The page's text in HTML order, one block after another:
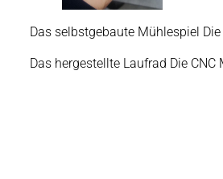
Das selbstgebaute Mühlespiel
Das hergestellte Laufrad Die CNC